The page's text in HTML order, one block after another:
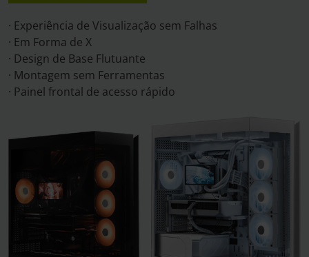
· Experiência de Visualização sem Falhas
· Em Forma de X
· Design de Base Flutuante
· Montagem sem Ferramentas
· Painel frontal de acesso rápido